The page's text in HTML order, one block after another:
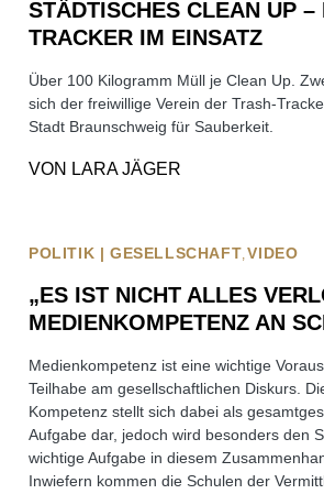
STÄDTISCHES CLEAN UP –
TRACKER IM EINSATZ
Über 100 Kilogramm Müll je Clean Up.
sich der freiwillige Verein der Trash-
Stadt Braunschweig für Sauberkeit.
VON LARA JÄGER
POLITIK | GESELLSCHAFT VIDEO
„ES IST NICHT ALLES
MEDIENKOMPETENZ AN
Medienkompetenz ist eine wichtige
Teilhabe am gesellschaftlichen Diskurs.
Kompetenz stellt sich dabei als
Aufgabe dar, jedoch wird besonders den
wichtige Aufgabe in diesem
Inwiefern kommen die Schulen der